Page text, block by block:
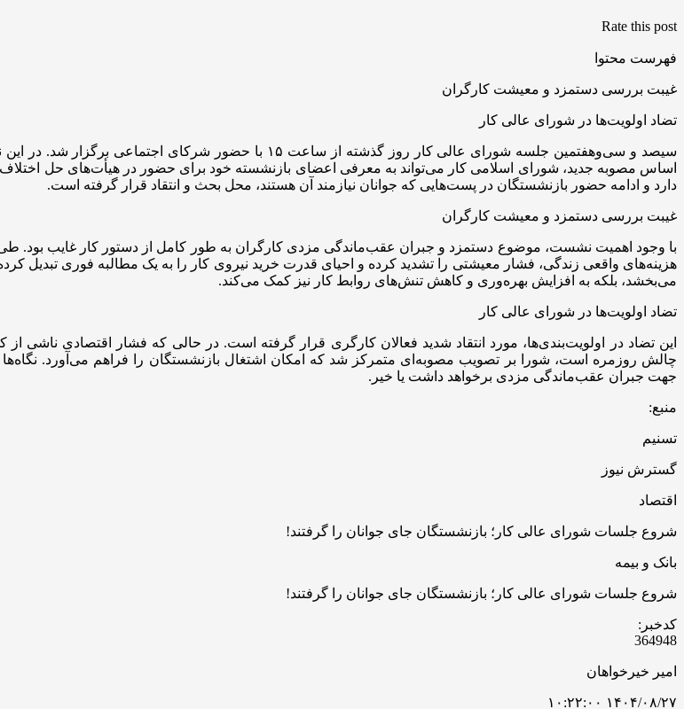
Rate this post
فهرست محتوا
غیبت بررسی دستمزد و معیشت کارگران
تضاد اولویت‌ها در شورای عالی کار
سیصد و سی‌وهفتمین جلسه شورای عالی کار روز گذشته از ساعت ۱۵
اساس مصوبه جدید، شورای اسلامی کار می‌تواند به معرفی اعضای بازنشسته خود برای حضور در هیأت‌های حل
دارد و ادامه حضور بازنشستگان در پست‌هایی که جوانان نیازمند آن هستند، محل بحث و انتقاد قرار گرفته است.
غیبت بررسی دستمزد و معیشت کارگران
با وجود اهمیت نشست، موضوع دستمزد و جبران عقب‌ماندگی مزدی کارگران به طور کامل از دستور کار غایب بود.
هزینه‌های واقعی زندگی، فشار معیشتی را تشدید کرده و احیای قدرت خرید نیروی کار را به یک مطالبه فوری تبدیل
می‌بخشد، بلکه به افزایش بهره‌وری و کاهش تنش‌های روابط کار نیز کمک می‌کند.
تضاد اولویت‌ها در شورای عالی کار
این تضاد در اولویت‌بندی‌ها، مورد انتقاد شدید فعالان کارگری قرار گرفته است. در حالی که فشار اقتصادی
چالش روزمره است، شورا بر تصویب مصوبه‌ای متمرکز شد که امکان اشتغال بازنشستگان را فراهم می‌آورد.
جهت جبران عقب‌ماندگی مزدی برخواهد داشت یا خیر.
منبع:
تسنیم
گسترش نیوز
اقتصاد
شروع جلسات شورای عالی کار؛ بازنشستگان جای جوانان را گرفتند!
بانک و بیمه
شروع جلسات شورای عالی کار؛ بازنشستگان جای جوانان را گرفتند!
کدخبر:
364948
امیر خیرخواهان
۱۴۰۴/۰۸/۲۷ ۱۰:۲۲:۰۰